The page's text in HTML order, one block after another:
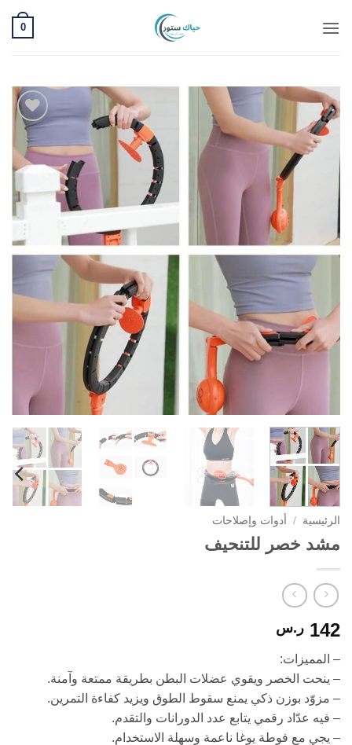
للمحتوى
0
Add to
wishlist
الرئيسية / أدوات وإصلاحات
مشد خصر للتنحيف
142 ر.س
– المميزات:
– ينحت الخصر ويقوي عضلات البطن بطريقة ممتعة وآمنة.
– مزوّد بوزن ذكي يمنع سقوط الطوق ويزيد كفاءة التمرين.
– فيه عدّاد رقمي يتابع عدد الدورانات والتقدم.
– يجي مع فوطة يوغا ناعمة وسهلة الاستخدام.